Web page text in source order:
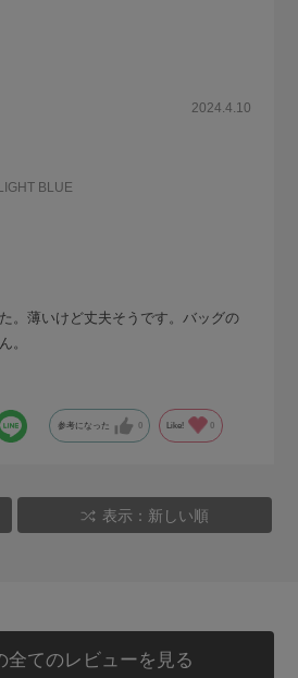
2024.4.10
BLUE
。薄いけど丈夫そうです。バッグの
。
参考になった 0 Like! 0
表示：新しい順
全てのレビューを見る